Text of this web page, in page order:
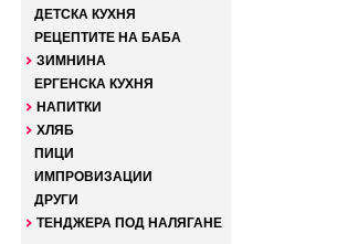
ДЕТСКА КУХНЯ
РЕЦЕПТИТЕ НА БАБА
ЗИМНИНА
ЕРГЕНСКА КУХНЯ
НАПИТКИ
ХЛЯБ
ПИЦИ
ИМПРОВИЗАЦИИ
ДРУГИ
ТЕНДЖЕРА ПОД НАЛЯГАНЕ